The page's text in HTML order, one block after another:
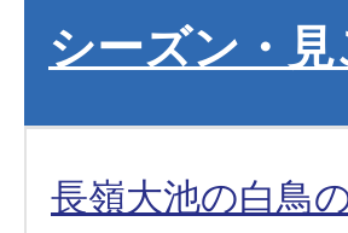
シーズン・
長嶺大池の白鳥